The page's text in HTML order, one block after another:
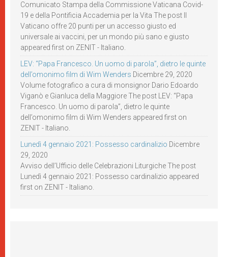
Comunicato Stampa della Commissione Vaticana Covid-
19 e della Pontificia Accademia per la Vita The post Il
Vaticano offre 20 punti per un accesso giusto ed
universale ai vaccini, per un mondo più sano e giusto
appeared first on ZENIT - Italiano.
LEV: “Papa Francesco. Un uomo di parola”, dietro le quinte
dell’omonimo film di Wim Wenders Dicembre 29, 2020
Volume fotografico a cura di monsignor Dario Edoardo
Viganò e Gianluca della Maggiore The post LEV: “Papa
Francesco. Un uomo di parola”, dietro le quinte
dell’omonimo film di Wim Wenders appeared first on
ZENIT - Italiano.
Lunedì 4 gennaio 2021: Possesso cardinalizio Dicembre
29, 2020
Avviso dell’Ufficio delle Celebrazioni Liturgiche The post
Lunedì 4 gennaio 2021: Possesso cardinalizio appeared
first on ZENIT - Italiano.